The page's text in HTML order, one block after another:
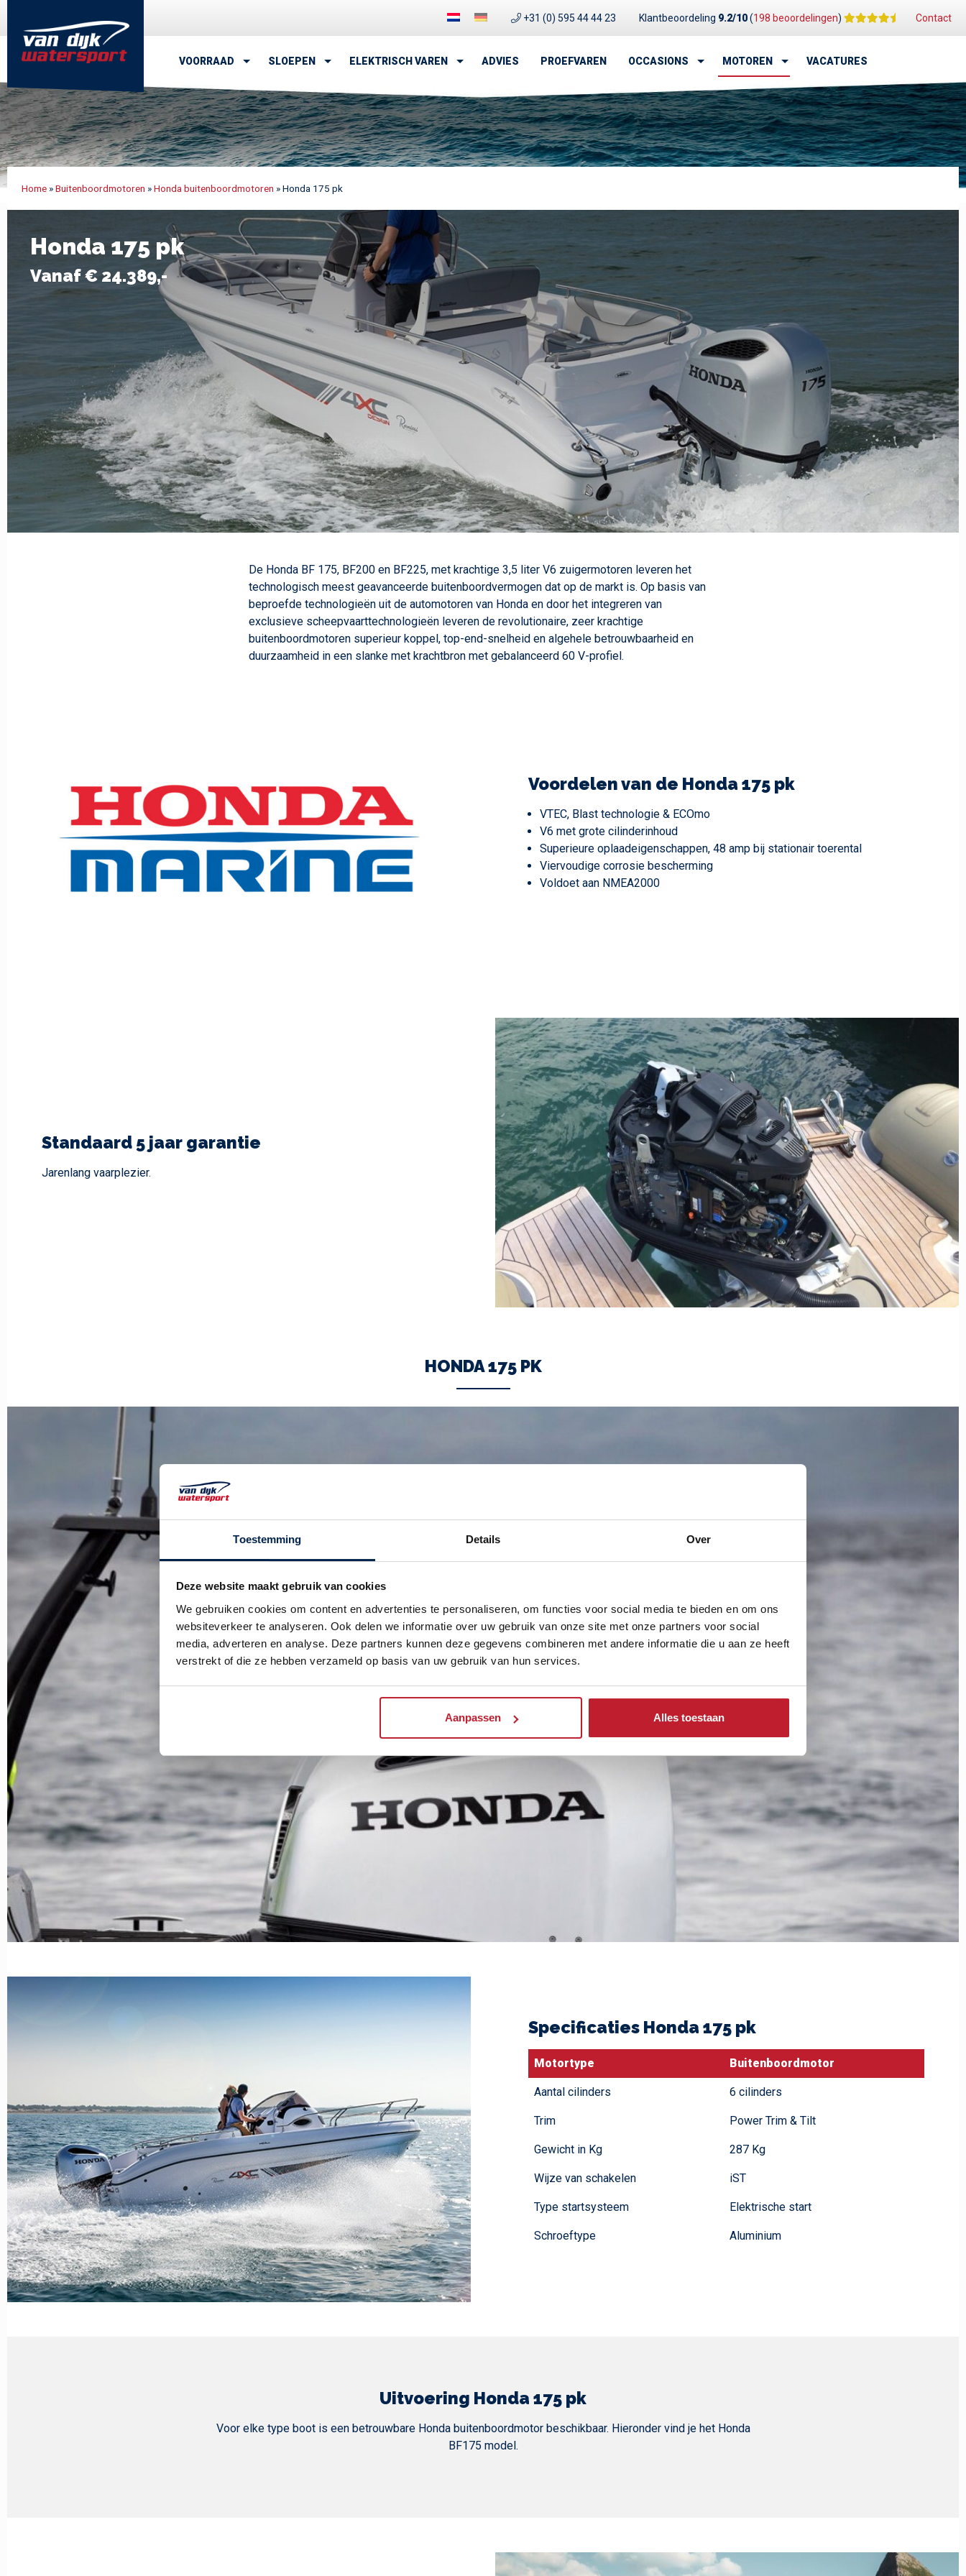
Toestemming Details Over
Deze website maakt gebruik van cookies
We gebruiken cookies om content en advertenties te personaliseren, om functies voor social media te bieden en om ons
websiteverkeer te analyseren. Ook delen we informatie over uw gebruik van onze site met onze partners voor social
media, adverteren en analyse. Deze partners kunnen deze gegevens combineren met andere informatie die u aan ze heeft
verstrekt of die ze hebben verzameld op basis van uw gebruik van hun services.
Aanpassen Alles toestaan
+31 (0) 595 44 44 23 Klantbeoordeling 9.2/10(198 beoordelingen) Contact
van Dijk Watersport - Uw leven op het water
VOORRAAD SLOEPEN ELEKTRISCH VAREN ADVIES PROEFVAREN OCCASIONS MOTOREN VACATURES
Home »Buitenboordmotoren »Honda buitenboordmotoren »Honda 175 pk
Honda 175 pk
Vanaf € 24.389,-
De Honda BF 175, BF200 en BF225, met krachtige 3,5 liter V6 zuigermotoren leveren het
technologisch meest geavanceerde buitenboordvermogen dat op de markt is. Op basis van
beproefde technologieën uit de automotoren van Honda en door het integreren van
exclusieve scheepvaarttechnologieën leveren de revolutionaire, zeer krachtige
buitenboordmotoren superieur koppel, top-end-snelheid en algehele betrouwbaarheid en
duurzaamheid in een slanke met krachtbron met gebalanceerd 60 V-profiel.
Voordelen van de Honda 175 pk
VTEC, Blast technologie & ECOmo
V6 met grote cilinderinhoud
Superieure oplaadeigenschappen, 48 amp bij stationair toerental
Viervoudige corrosie bescherming
Voldoet aan NMEA2000
Standaard 5 jaar garantie
Jarenlang vaarplezier.
HONDA 175 PK
Specificaties Honda 175 pk
Motortype Buitenboordmotor
Aantal cilinders 6 cilinders
Trim Power Trim & Tilt
Gewicht in Kg 287 Kg
Wijze van schakelen iST
Type startsysteem Elektrische start
Schroeftype Aluminium
Uitvoering Honda 175 pk
Voor elke type boot is een betrouwbare Honda buitenboordmotor beschikbaar. Hieronder vind je het Honda
BF175 model.